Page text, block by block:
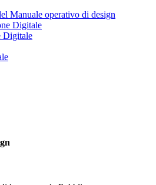
Manuale operativo di design
Digitale